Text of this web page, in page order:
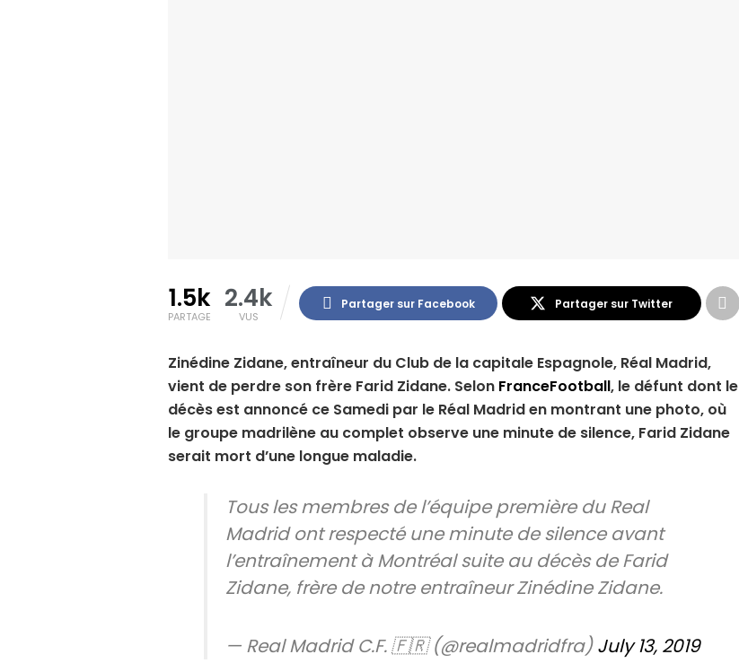
1.5k
PARTAGE
2.4k
VUS
Partager sur Facebook Partager sur Twitter
Zinédine Zidane, entraîneur du Club de la capitale Espagnole, Réal Madrid,
vient de perdre son frère Farid Zidane. Selon FranceFootball, le défunt dont le
décès est annoncé ce Samedi par le Réal Madrid en montrant une photo, où
le groupe madrilène au complet observe une minute de silence, Farid Zidane
serait mort d’une longue maladie.
Tous les membres de l’équipe première du Real
Madrid ont respecté une minute de silence avant
l’entraînement à Montréal suite au décès de Farid
Zidane, frère de notre entraîneur Zinédine Zidane.
— Real Madrid C.F. 🇫🇷 (@realmadridfra)July 13, 2019